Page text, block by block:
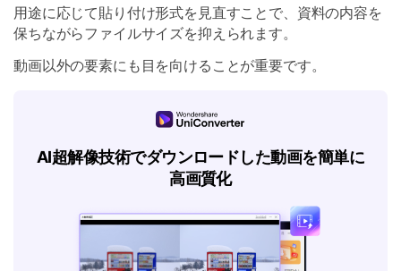
用途に応じて貼り付け形式を見直すことで、資料の内容を
保ちながらファイルサイズを抑えられます。
動画以外の要素にも目を向けることが重要です。
AI超解像技術でダウンロードした動画を簡単に
高画質化